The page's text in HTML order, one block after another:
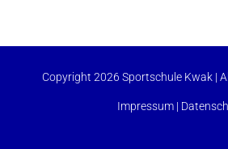
Copyright 2026 Sportschule Kwak |
Impressum |